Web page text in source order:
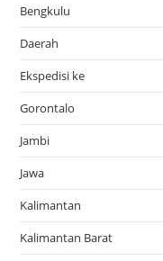
Bengkulu
Daerah
Ekspedisi ke
Gorontalo
Jambi
Jawa
Kalimantan
Kalimantan Barat